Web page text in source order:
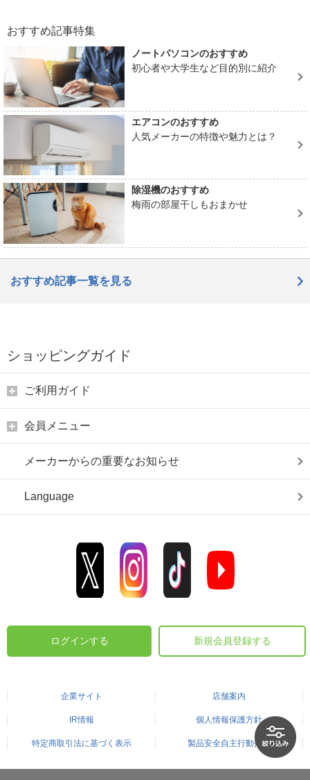
おすすめ記事特集
ノートパソコンのおすすめ
初心者や大学生など目的別に紹介
エアコンのおすすめ
人気メーカーの特徴や魅力とは？
除湿機のおすすめ
梅雨の部屋干しもおまかせ
おすすめ記事一覧を見る
ショッピングガイド
ご利用ガイド
会員メニュー
メーカーからの重要なお知らせ
Language
ログインする 新規会員登録する
企業サイト 店舗案内
IR情報 個人情報保護方針
特定商取引法に基づく表示 製品安全自主行動指針